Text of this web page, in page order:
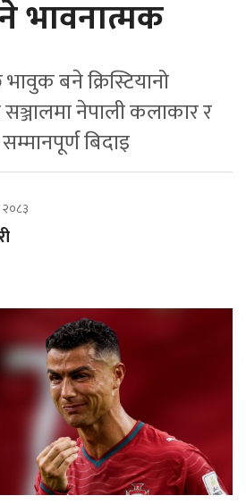
भावनात्मक
बने क्रिस्टियानो
सञ्जालमा नेपाली कलाकार र
बिदाइ